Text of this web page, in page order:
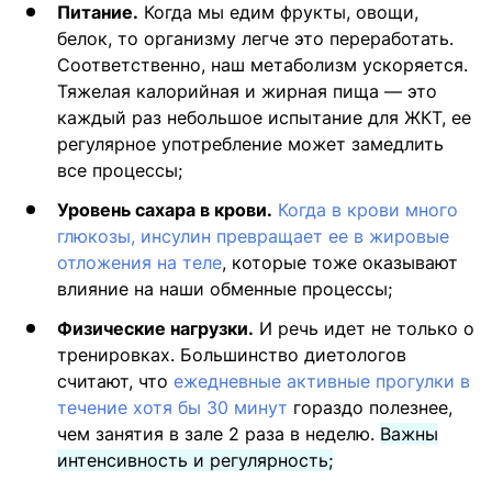
Питание. Когда мы едим фрукты, овощи,
белок, то организму легче это переработать.
Соответственно, наш метаболизм ускоряется.
Тяжелая калорийная и жирная пища — это
каждый раз небольшое испытание для ЖКТ, ее
регулярное употребление может замедлить
все процессы;
Уровень сахара в крови. Когда в крови много
глюкозы, инсулин превращает ее в жировые
отложения на теле, которые тоже оказывают
влияние на наши обменные процессы;
Физические нагрузки. И речь идет не только о
тренировках. Большинство диетологов
считают, что ежедневные активные прогулки в
течение хотя бы 30 минут гораздо полезнее,
чем занятия в зале 2 раза в неделю. Важны
интенсивность и регулярность;